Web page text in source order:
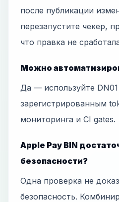
после публикации
перезапустите чекер,
что правка не
Можно
Да — используйте
зарегистрированным
мониторинга и CI gates.
Apple Pay BIN
безопасности?
Одна проверка не
безопасность.